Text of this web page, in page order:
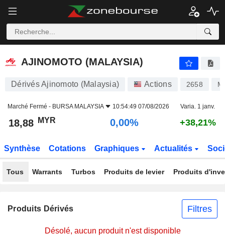
AJINOMOTO (MALAYSIA)
AJINOMOTO (MALAYSIA)
Dérivés Ajinomoto (Malaysia) Actions 2658
Marché Fermé - BURSA MALAYSIA 10:54:49 07/08/2026 Varia. 1 janv.
18,88 MYR 0,00% +38,21%
Synthèse Cotations Graphiques Actualités
Tous Warrants Turbos Produits de levier Produits
Produits Dérivés Filtres
Désolé, aucun produit n'est disponible